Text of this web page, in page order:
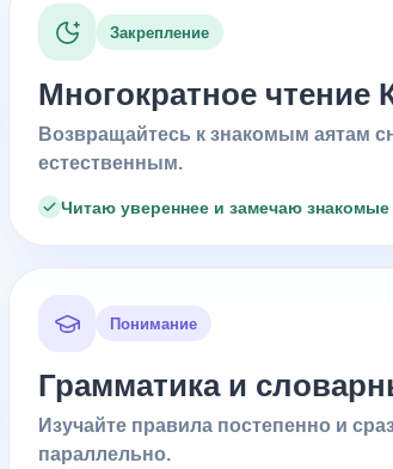
Закрепление
Многократное чтение
Возвращайтесь к знакомым аятам
естественным.
Читаю увереннее и замечаю
Понимание
Грамматика и
Изучайте правила постепенно и
параллельно.